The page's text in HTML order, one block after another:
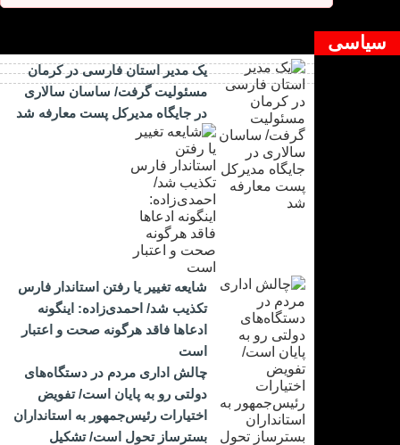
سیاسی
یک مدیر استان فارسی در کرمان
مسئولیت گرفت/ ساسان سالاری
در جایگاه مدیرکل پست معارفه شد
شایعه تغییر یا رفتن استاندار فارس
تکذیب شد/ احمدی‌زاده: اینگونه
ادعاها فاقد هرگونه صحت و اعتبار
است
چالش اداری مردم در دستگاه‌های
دولتی رو به پایان است/ تفویض
اختیارات رئیس‌جمهور به استانداران
بسترساز تحول است/ تشکیل